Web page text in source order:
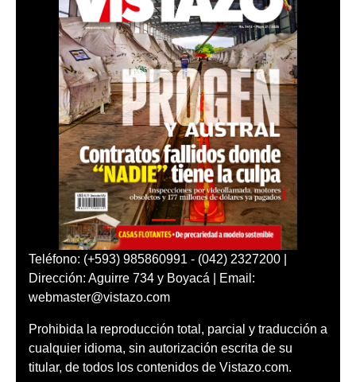
Teléfono: (+593) 985860991 - (042) 2327200 |
Dirección: Aguirre 734 y Boyacá | Email:
webmaster@vistazo.com
Prohibida la reproducción total, parcial y traducción a
cualquier idioma, sin autorización escrita de su
titular, de todos los contenidos de Vistazo.com.